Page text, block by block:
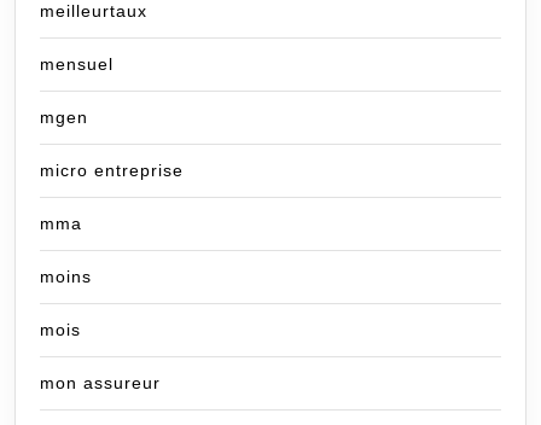
meilleurtaux
mensuel
mgen
micro entreprise
mma
moins
mois
mon assureur